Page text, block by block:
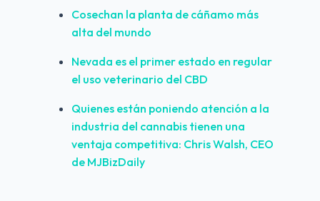
Cosechan la planta de cáñamo más
alta del mundo
Nevada es el primer estado en regular
el uso veterinario del CBD
Quienes están poniendo atención a la
industria del cannabis tienen una
ventaja competitiva: Chris Walsh, CEO
de MJBizDaily